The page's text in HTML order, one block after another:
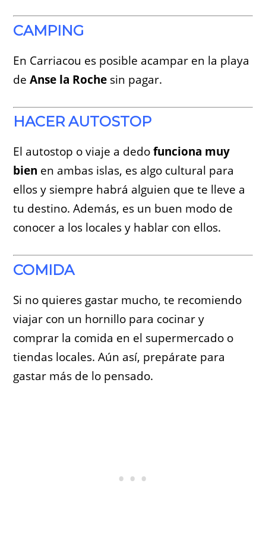
CAMPING
En Carriacou es posible acampar en la playa
de Anse la Roche sin pagar.
HACER AUTOSTOP
El autostop o viaje a dedofunciona muy
bien en ambas islas, es algo cultural para
ellos y siempre habrá alguien que te lleve a
tu destino. Además, es un buen modo de
conocer a los locales y hablar con ellos.
COMIDA
Si no quieres gastar mucho, te recomiendo
viajar con un hornillo para cocinar y
comprar la comida en el supermercado o
tiendas locales. Aún así, prepárate para
gastar más de lo pensado.